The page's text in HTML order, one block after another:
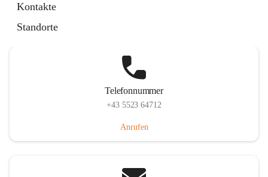
Kontakte
Standorte
Telefonnummer
+43 5523 64712
Anrufen